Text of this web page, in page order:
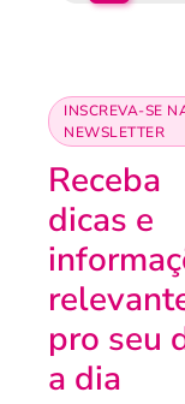
INSCREVA-SE
NEWSLETTER
Receba
dicas e
pro seu
a dia